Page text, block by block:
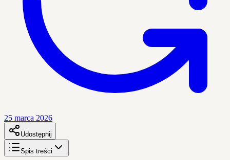
25 marca 2026
Udostępnij
Spis treści